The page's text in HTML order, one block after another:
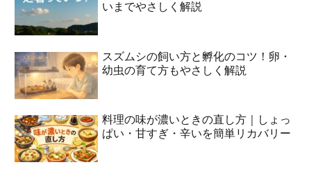
いまでやさしく解説
スズムシの飼い方と孵化のコツ！卵・
幼虫の育て方もやさしく解説
料理の味が濃いときの直し方｜しょっ
ぱい・甘すぎ・辛いを簡単リカバリー